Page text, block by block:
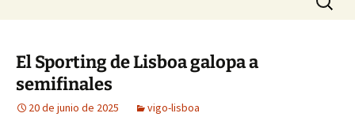
El Sporting de Lisboa galopa a
semifinales
20 de junio de 2025 vigo-lisboa